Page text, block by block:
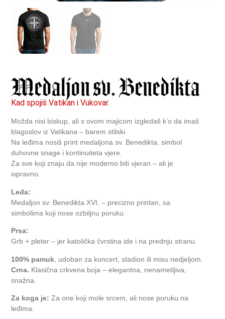
Medaljon sv. Benedikta
Kad spojiš Vatikan i Vukovar.
Možda nisi biskup, ali s ovom majicom izgledaš k’o da imaš
blagoslov iz Vatikana – barem stilski.
Na leđima nosiš print medaljona sv. Benedikta, simbol
duhovne snage i kontinuiteta vjere.
Za sve koji znaju da nije moderno biti vjeran – ali je
ispravno.
Leđa:
Medaljon sv. Benedikta XVI. – precizno printan, sa
simbolima koji nose ozbiljnu poruku.
Prsa:
Grb + pleter – jer katolička čvrstina ide i na prednju stranu.
100% pamuk , udoban za koncert, stadion ili misu nedjeljom.
Crna. Klasična crkvena boja – elegantna, nenametljiva,
snažna.
Za koga je: Za one koji mole srcem, ali nose poruku na
leđima.